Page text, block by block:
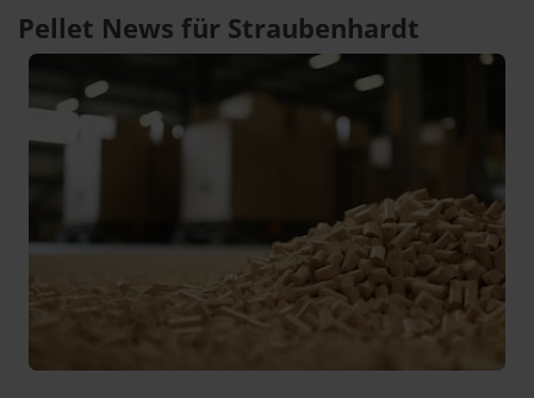
Pellet News für Straubenhardt